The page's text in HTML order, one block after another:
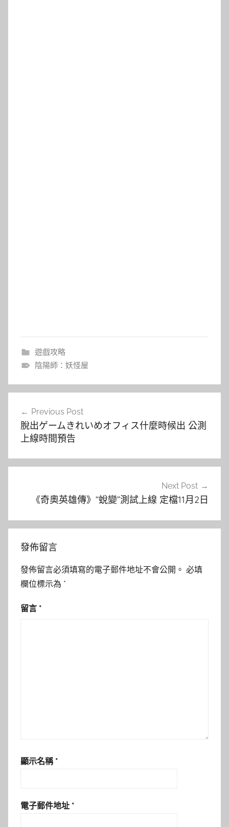
遊戲攻略
陰陽師：妖怪屋
覽
Previous Post
脫出ゲームきれいめオフィス什麼時候出 公測
上線時間預告
Next Post
《奇奧英雄傳》“蛻變”測試上線 定檔11月2日
發佈留言
發佈留言必須填寫的電子郵件地址不會公開。 必填
欄位標示為 *
留言 *
顯示名稱 *
電子郵件地址 *